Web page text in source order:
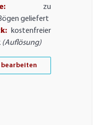
zu
geliefert
kostenfreier
(Auflösung)